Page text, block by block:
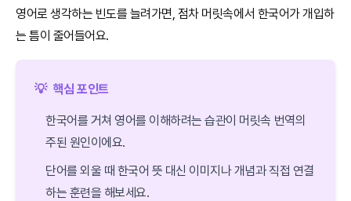
영어로 생각하는 빈도를 늘려가면, 점차 머릿속에서 한국어가 개입하
는 틈이 줄어들어요.
💡 핵심 포인트
한국어를 거쳐 영어를 이해하려는 습관이 머릿속 번역의
주된 원인이에요.
단어를 외울 때 한국어 뜻 대신 이미지나 개념과 직접 연결
하는 훈련을 해보세요.